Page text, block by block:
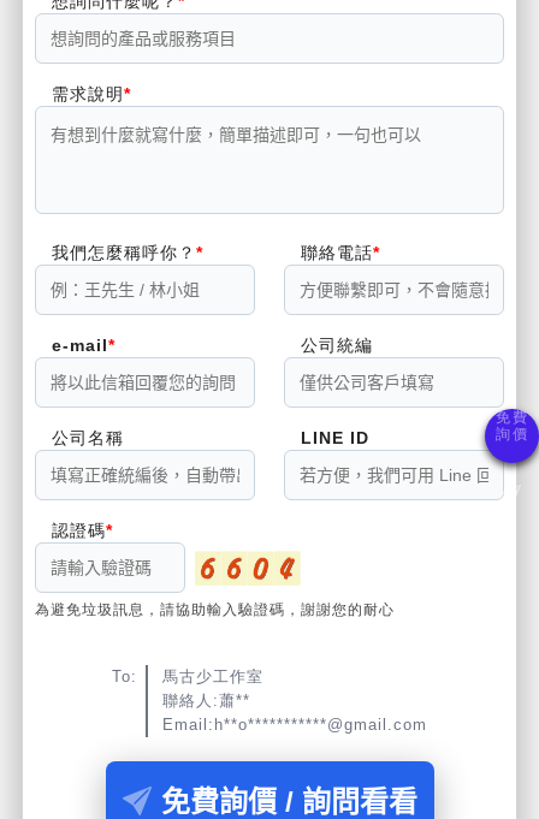
需求說明
我們怎麼稱呼你？ 聯絡電話
e-mail 公司統編
公司名稱 LINE ID
認證碼
為避免垃圾訊息，請協助輸入驗證碼，謝謝您的耐心
To:
馬古少工作室
聯絡人:蕭**
Email:h**o***********@gmail.com
免費詢價 / 詢問看看